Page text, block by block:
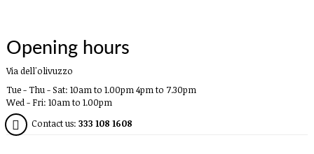
Opening hours
Via dell'olivuzzo
Tue - Thu - Sat: 10am to 1.00pm 4pm to 7.30pm
Wed - Fri: 10am to 1.00pm
Contact us: 333 108 1608